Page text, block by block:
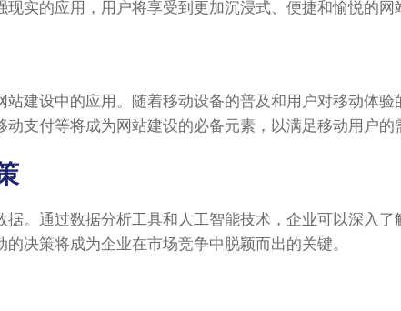
实的应用，用户将享受到更加沉浸式、便捷和愉悦的网
建设中的应用。随着移动设备的普及和用户对移动体
支付等将成为网站建设的必备元素，以满足移动用户的
。通过数据分析工具和人工智能技术，企业可以深入
决策将成为企业在市场竞争中脱颖而出的关键。